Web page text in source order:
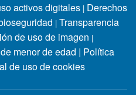
activos digitales | Derechos
| Transparencia
de uso de imagen |
menor de edad | Política
de uso de cookies